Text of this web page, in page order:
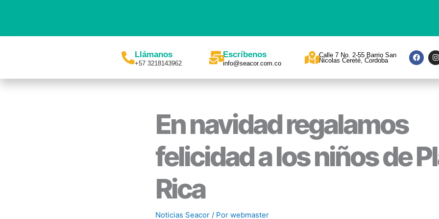
Llámanos
+57 3218143962
Escríbenos
info@seacor.com.co
Calle 7 No. 2-55 Barrio San
Nicolas Cereté, Cordoba
F
a
c
I
n
s
En navidad regalamos
felicidad a los niños de
Rica
Noticias Seacor / Por webmaster